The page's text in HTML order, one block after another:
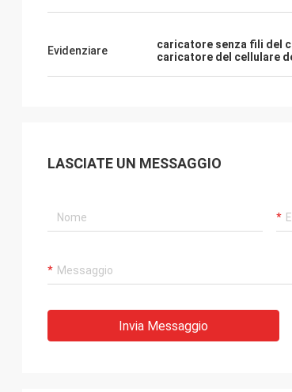
Evidenziare caricatore senza fili del
caricatore del cellulare
LASCIATE UN MESSAGGIO
Invia Messaggio